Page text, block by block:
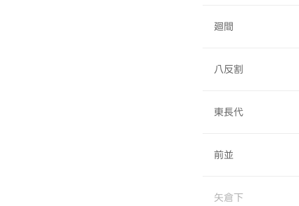
廻間
八反割
東長代
前並
矢倉下